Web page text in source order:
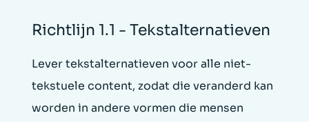
Richtlijn 1.1 - Tekstalternatieven
Lever tekstalternatieven voor alle niet-
tekstuele content, zodat die veranderd kan
worden in andere vormen die mensen